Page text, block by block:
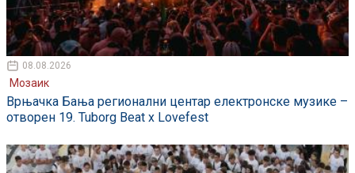
08.08.2026
Мозаик
Врњачка Бања регионални центар електронске музике –
отворен 19. Tuborg Beat x Lovefest